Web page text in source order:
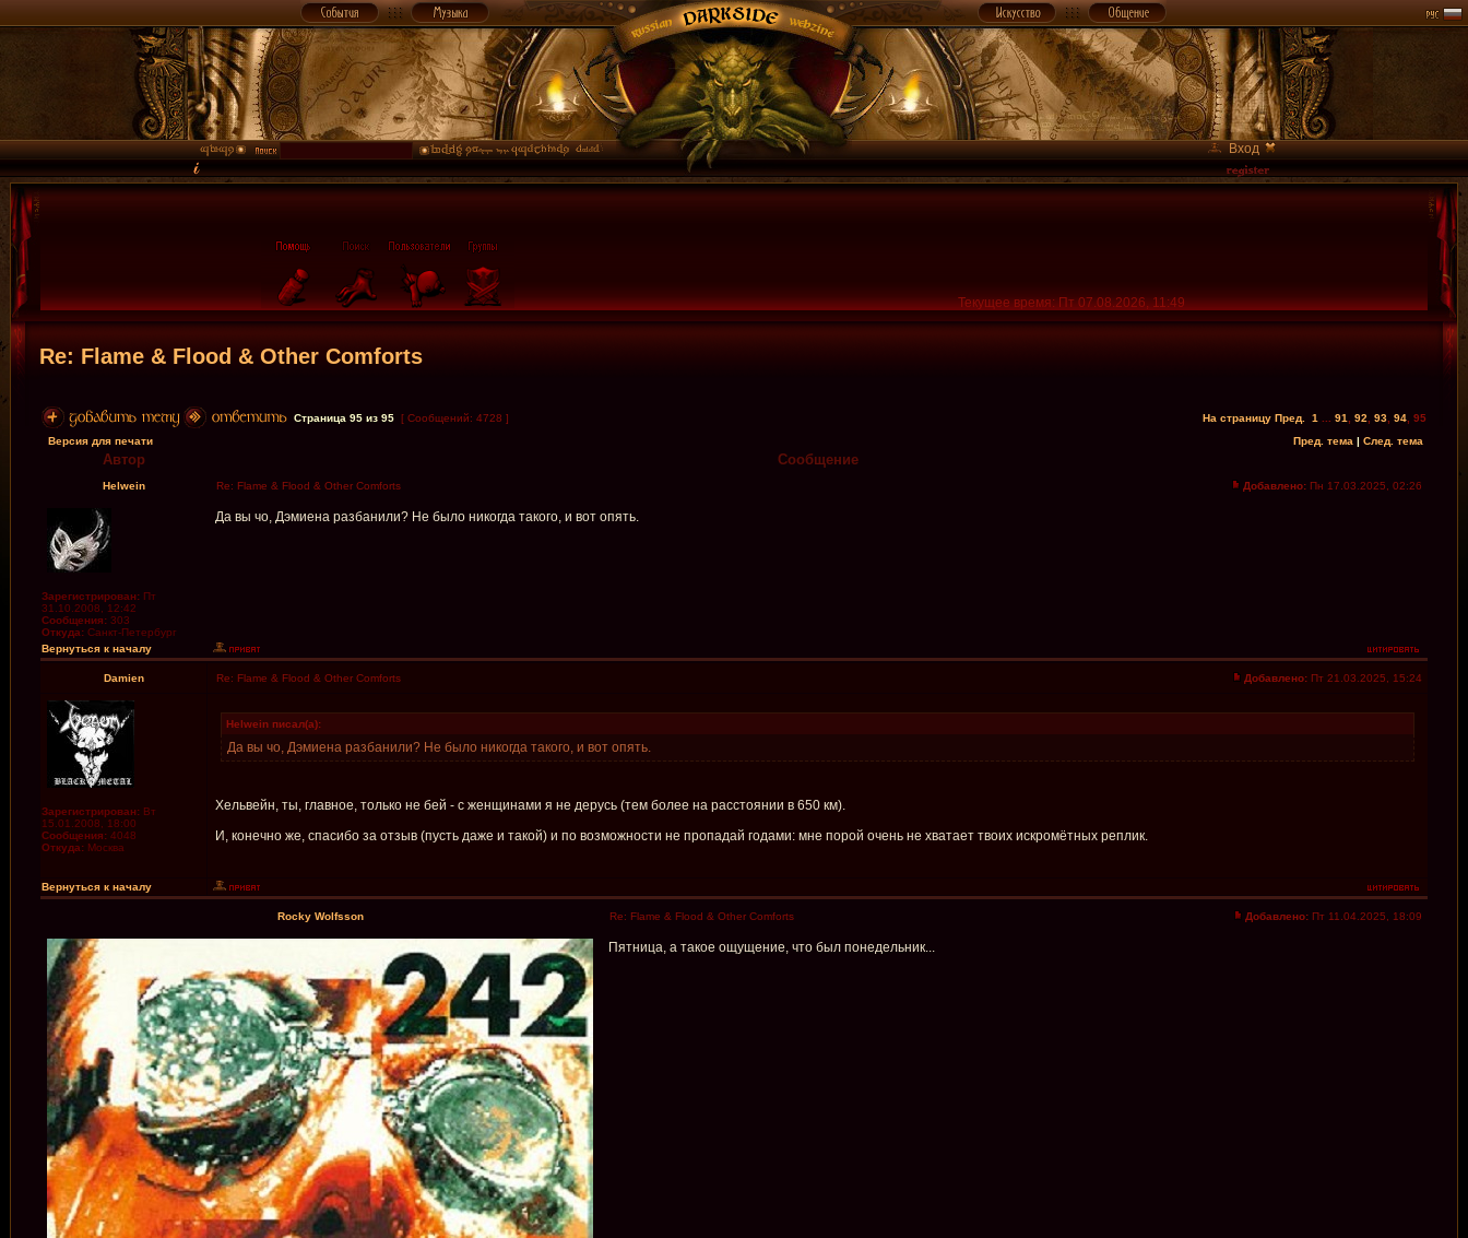
Вход
Текущее время: Пт 07.08.2026, 11:49
Re: Flame & Flood & Other Comforts
Страница 95 из 95 [ Сообщений: 4728 ] На страницу Пред. 1 91 92 93 94 95
Версия для печати
Пред. тема | След. тема
Автор Сообщение
Helwein Re: Flame & Flood & Other Comforts Добавлено: Пн 17.03.2025, 02:26
Зарегистрирован: Пт
31.10.2008, 12:42
Сообщения: 303
Откуда: Санкт-Петербург
Да вы чо, Дэмиена разбанили? Не было никогда такого, и вот опять.
Вернуться к началу
Damien Re: Flame & Flood & Other Comforts Добавлено: Пт 21.03.2025, 15:24
Зарегистрирован: Вт
15.01.2008, 18:00
Сообщения: 4048
Откуда: Москва
Helwein писал(а):
Да вы чо, Дэмиена разбанили? Не было никогда такого, и вот опять.
Хельвейн, ты, главное, только не бей - с женщинами я не дерусь (тем более на расстоянии в 650 км).
И, конечно же, спасибо за отзыв (пусть даже и такой) и по возможности не пропадай годами: мне порой очень не хватает твоих искромётных реплик.
Вернуться к началу
Rocky Wolfsson Re: Flame & Flood & Other Comforts Добавлено: Пт 11.04.2025, 18:09
Пятница, а такое ощущение, что был понедельник...